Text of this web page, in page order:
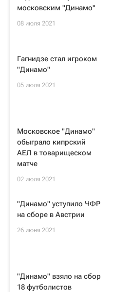
московским "Динамо"
08 июля 2021
Гагнидзе стал игроком
"Динамо"
05 июля 2021
Московское "Динамо"
обыграло кипрский
АЕЛ в товарищеском
матче
02 июля 2021
"Динамо" уступило ЧФР
на сборе в Австрии
26 июня 2021
"Динамо" взяло на сбор
18 футболистов